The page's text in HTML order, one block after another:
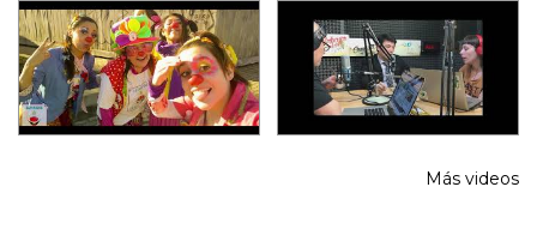
Más videos